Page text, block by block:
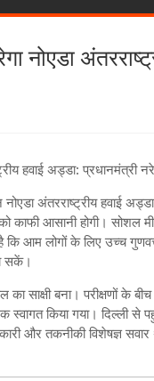
नोएडा
हवाई अड्डा: प्रधानमंत्री
नोएडा अंतरराष्ट्रीय हवाई
काफी आसानी होगी। सोशल
आम लोगों के लिए उच्‍च गुणवत्ता
सकें।
का साक्षी बना। परीक्षणों के
किया गया। दिल्‍ली से
और तकनीकी विशेषज्ञ